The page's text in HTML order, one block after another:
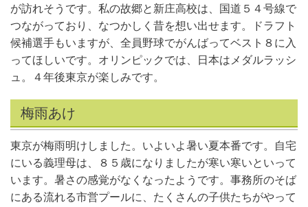
が訪れそうです。私の故郷と新庄高校は、国道５４号線で
つながっており、なつかしく昔を想い出せます。ドラフト
候補選手もいますが、全員野球でがんばってベスト８に入
ってほしいです。オリンピックでは、日本はメダルラッシ
ュ。４年後東京が楽しみです。
梅雨あけ
東京が梅雨明けしました。いよいよ暑い夏本番です。自宅
にいる義理母は、８５歳になりましたが寒い寒いといって
います。暑さの感覚がなくなったようです。事務所のそば
にある流れる市営プールに、たくさんの子供たちがやって